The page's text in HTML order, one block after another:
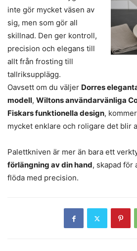
inte gör mycket väsen av
sig, men som gör all
skillnad. Den ger kontroll,
precision och elegans till
allt från frosting till
tallriksupplägg.
Oavsett om du väljer Dorres
modell, Wiltons användarvänliga
Fiskars funktionella design,
mycket enklare och roligare det blir
Palettkniven är mer än bara ett
förlängning av din hand, skapad för
flöda med precision.